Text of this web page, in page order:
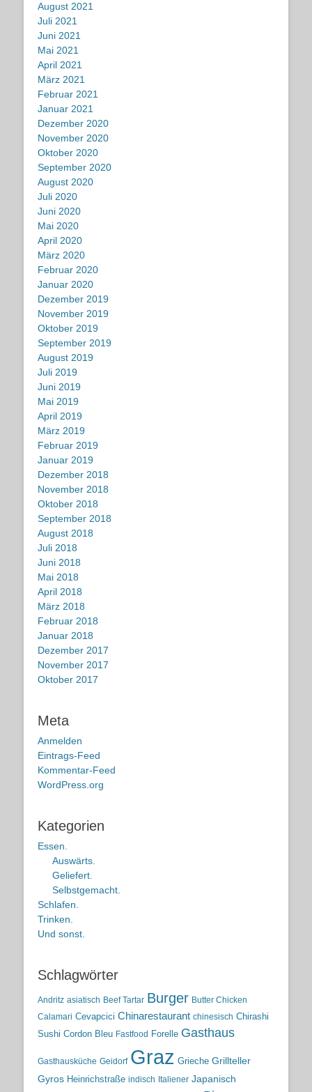
August 2021
Juli 2021
Juni 2021
Mai 2021
April 2021
März 2021
Februar 2021
Januar 2021
Dezember 2020
November 2020
Oktober 2020
September 2020
August 2020
Juli 2020
Juni 2020
Mai 2020
April 2020
März 2020
Februar 2020
Januar 2020
Dezember 2019
November 2019
Oktober 2019
September 2019
August 2019
Juli 2019
Juni 2019
Mai 2019
April 2019
März 2019
Februar 2019
Januar 2019
Dezember 2018
November 2018
Oktober 2018
September 2018
August 2018
Juli 2018
Juni 2018
Mai 2018
April 2018
März 2018
Februar 2018
Januar 2018
Dezember 2017
November 2017
Oktober 2017
Meta
Anmelden
Eintrags-Feed
Kommentar-Feed
WordPress.org
Kategorien
Essen.
Auswärts.
Geliefert.
Selbstgemacht.
Schlafen.
Trinken.
Und sonst.
Schlagwörter
Andritz asiatisch Beef Tartar Burger Butter Chicken
Calamari Cevapcici Chinarestaurant chinesisch Chirashi
Sushi Cordon Bleu Fastfood Forelle Gasthaus
Gasthausküche Geidorf Graz Grieche Grillteller
Gyros Heinrichstraße indisch Italiener Japanisch